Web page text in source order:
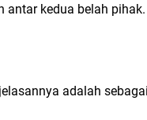
antar kedua belah pihak.
adalah